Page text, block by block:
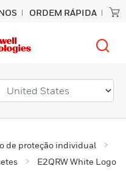
ORDEM RÁPIDA
de proteção individual
E2QRW White Logo